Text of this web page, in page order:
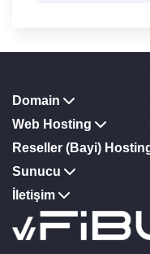
Domain
Web Hosting
Reseller (Bayi)
Sunucu
İletişim